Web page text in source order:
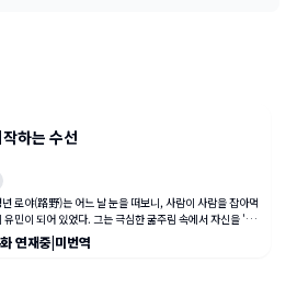
하는 수선
로야(路野)는 어느 날 눈을 떠보니, 사람이 사람을 잡아먹
유민이 되어 있었다. 그는 극심한 굶주림 속에서 자신을 '식
다른
화연재중|미번역